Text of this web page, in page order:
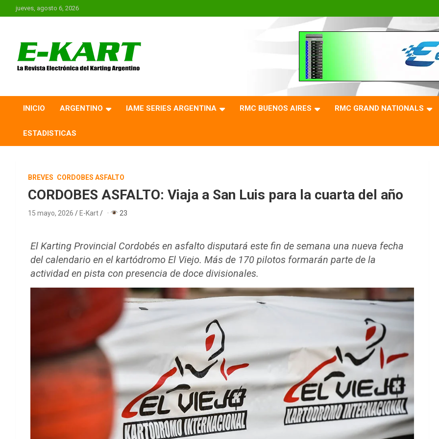
Saltar
al
jueves, agosto 6, 2026
Revista Electrónica del
Karting en Argentina
INICIO ARGENTINO IAME SERIES ARGENTINA RMC BUENOS AIRES RMC GRAND NATIONALS
ESTADISTICAS
BREVES CORDOBES ASFALTO
CORDOBES ASFALTO: Viaja a San Luis para la cuarta del año
15 mayo, 2026 E-Kart · 23
El Karting Provincial Cordobés en asfalto disputará este fin de semana una nueva fecha
del calendario en el kartódromo El Viejo. Más de 170 pilotos formarán parte de la
actividad en pista con presencia de doce divisionales.